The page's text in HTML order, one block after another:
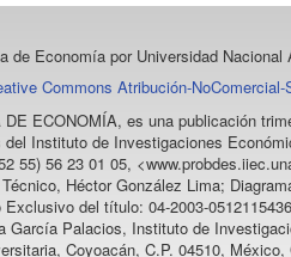
de Economía por Universidad
Commons Atribución-
DE ECONOMÍA, es una publicación
Instituto de Investigaciones
55) 56 23 01 05,
Héctor González Lima;
del título: 04-2003-
Palacios, Instituto de
Coyoacán, C.P. 04510, México,